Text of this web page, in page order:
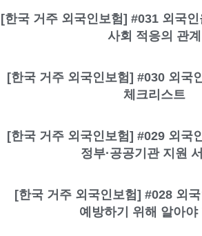
[한국 거주 외국인보험] #031 외국
사회 적응의 관계
[한국 거주 외국인보험] #030 외국
체크리스트
[한국 거주 외국인보험] #029 외국
정부·공공기관 지원
[한국 거주 외국인보험] #028 외
예방하기 위해 알아야